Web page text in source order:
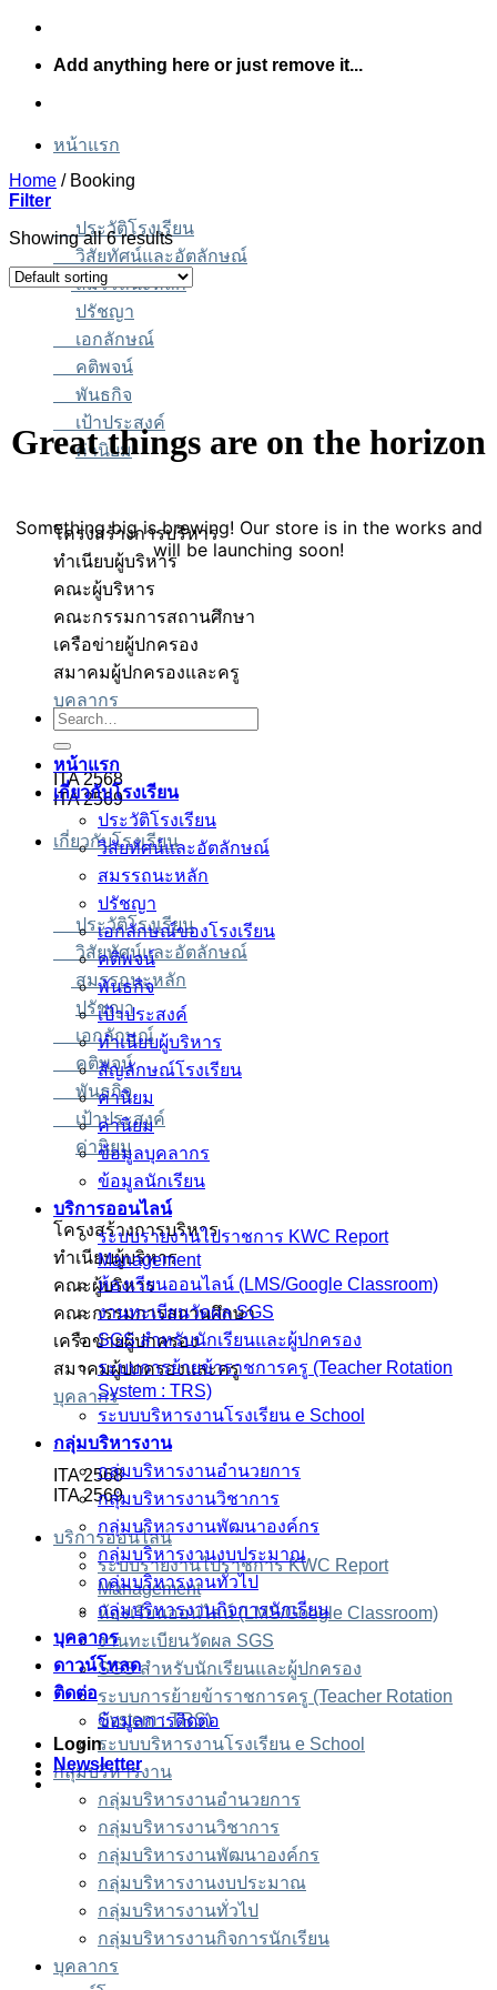
Skip
contentAdd anything here or just remove it...
หน้าแรก
ประวัติโรงเรียน
วิสัยทัศน์และอัตลักษณ์
สมรรถนะหลัก
ปรัชญา
เอกลักษณ์
คติพจน์
พันธกิจ
เป้าประสงค์
ค่านิยม
โครงสร้างการบริหาร
ทำเนียบผู้บริหาร
คณะผู้บริหาร
คณะกรรมการสถานศึกษา
เครือข่ายผู้ปกครอง
สมาคมผู้ปกครองและครู
บุคลากร
ITA 2568
ITA 2569
เกี่ยวกับโรงเรียน
ประวัติโรงเรียน
วิสัยทัศน์และอัตลักษณ์
สมรรถนะหลัก
ปรัชญา
เอกลักษณ์
คติพจน์
พันธกิจ
เป้าประสงค์
ค่านิยม
โครงสร้างการบริหาร
ทำเนียบผู้บริหาร
คณะผู้บริหาร
คณะกรรมการสถานศึกษา
เครือข่ายผู้ปกครอง
สมาคมผู้ปกครองและครู
บุคลากร
ITA 2568
ITA 2569
บริการออนไลน์
ระบบรายงานไปราชการ KWC Report
Management
ห้องเรียนออนไลน์ (LMS/Google Classroom)
งานทะเบียนวัดผล SGS
SGS สำหรับนักเรียนและผู้ปกครอง
ระบบการย้ายข้าราชการครู (Teacher Rotation
System : TRS)
ระบบบริหารงานโรงเรียน e School
กลุ่มบริหารงาน
กลุ่มบริหารงานอำนวยการ
กลุ่มบริหารงานวิชาการ
กลุ่มบริหารงานพัฒนาองค์กร
กลุ่มบริหารงานงบประมาณ
กลุ่มบริหารงานทั่วไป
กลุ่มบริหารงานกิจการนักเรียน
บุคลากร
Home /Booking
Filter
Showing all 6 results
Great things are on the horizon
Something big is brewing! Our store is in the works and
will be launching soon!
ตเว็บตรง
บาคาร่า
บาคาร่า
ตเว็บตรง
Search
for:
หน้าแรก
เกี่ยวกับโรงเรียน
ประวัติโรงเรียน
วิสัยทัศน์และอัตลักษณ์
สมรรถนะหลัก
ปรัชญา
เอกลักษณ์ของโรงเรียน
คติพจน์
พันธกิจ
เป้าประสงค์
ทำเนียบผู้บริหาร
สัญลักษณ์โรงเรียน
ค่านิยม
ค่านิยม
ข้อมูลบุคลากร
ข้อมูลนักเรียน
บริการออนไลน์
ระบบรายงานไปราชการ KWC Report
Management
ห้องเรียนออนไลน์ (LMS/Google Classroom)
งานทะเบียนวัดผล SGS
SGS สำหรับนักเรียนและผู้ปกครอง
ระบบการย้ายข้าราชการครู (Teacher Rotation
System : TRS)
ระบบบริหารงานโรงเรียน e School
กลุ่มบริหารงาน
กลุ่มบริหารงานอำนวยการ
กลุ่มบริหารงานวิชาการ
กลุ่มบริหารงานพัฒนาองค์กร
กลุ่มบริหารงานงบประมาณ
กลุ่มบริหารงานทั่วไป
กลุ่มบริหารงานกิจการนักเรียน
บุคลากร
ดาวน์โหลด
ติดต่อ
ข้อมูลการติดต่อ
Login
Newsletter